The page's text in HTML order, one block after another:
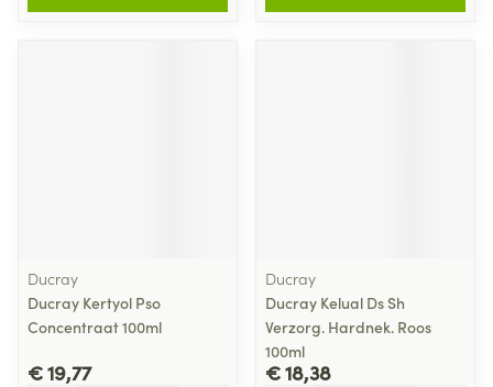
Ducray
Ducray Kertyol Pso
Concentraat 100ml
€ 19,77
Ducray
Ducray Kelual Ds Sh
Verzorg. Hardnek. Roos
100ml
€ 18,38